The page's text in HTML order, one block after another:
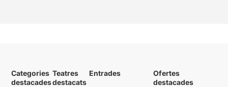
Categories
destacades
Teatres
destacats
Entrades
Ofertes
destacades